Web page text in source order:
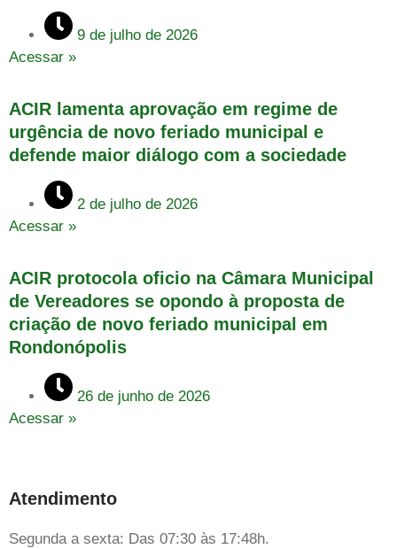
9 de julho de 2026
Acessar »
ACIR lamenta aprovação em regime de
urgência de novo feriado municipal e
defende maior diálogo com a sociedade
2 de julho de 2026
Acessar »
ACIR protocola oficio na Câmara Municipal
de Vereadores se opondo à proposta de
criação de novo feriado municipal em
Rondonópolis
26 de junho de 2026
Acessar »
Atendimento
Segunda a sexta: Das 07:30 às 17:48h.